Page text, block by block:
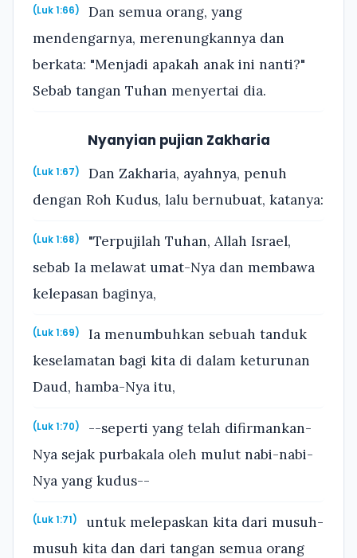
(Luk 1:66)
Dan semua orang, yang
mendengarnya, merenungkannya dan
berkata: "Menjadi apakah anak ini nanti?"
Sebab tangan Tuhan menyertai dia.
Nyanyian pujian Zakharia
(Luk 1:67)
Dan Zakharia, ayahnya, penuh
dengan Roh Kudus, lalu bernubuat, katanya:
(Luk 1:68)
"Terpujilah Tuhan, Allah Israel,
sebab Ia melawat umat-Nya dan membawa
kelepasan baginya,
(Luk 1:69)
Ia menumbuhkan sebuah tanduk
keselamatan bagi kita di dalam keturunan
Daud, hamba-Nya itu,
(Luk 1:70)
--seperti yang telah difirmankan-
Nya sejak purbakala oleh mulut nabi-nabi-
Nya yang kudus--
(Luk 1:71)
untuk melepaskan kita dari musuh-
musuh kita dan dari tangan semua orang